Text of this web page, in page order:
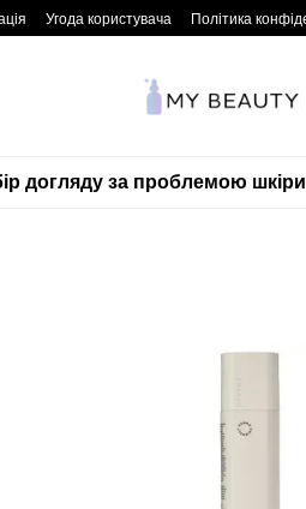
Угода користувача Політика
догляду за проблемою шкіри